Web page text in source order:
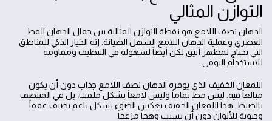
التوازن المثالي
الدهان نصف اللامع هو نقطة التوازن المثالية بين جمال الدهان المط
العصري وعملية الدهان اللامع السهل الصيانة. إنه الخيار الذكي للمناطق
التي تحتاج لمظهر أنيق لكن أيضاً لسهولة في التنظيف ومقاومة
للاستخدام اليومي.
اللمعان الخفيف الذي يوفره الدهان نصف اللامع جذاب دون أن يكون
مبالغاً فيه. ليس مط تماماً وليس لامعاً بشكل ملفت، بل في المنتصف
بالضبط. هذا اللمعان الخفيف يعكس الضوء بشكل ناعم يضيف عمقاً
وحيوية للألوان دون أن يسبب وهجاً مزعجاً.